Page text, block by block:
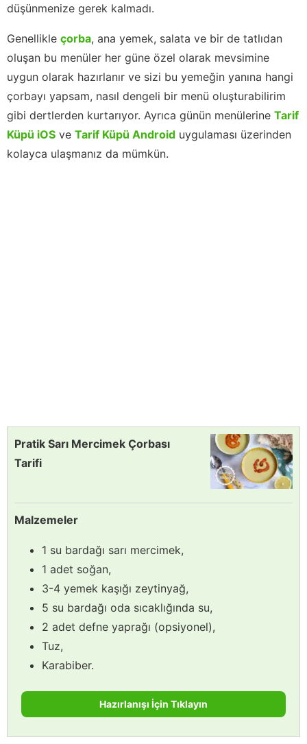
düşünmenize gerek kalmadı.
Genellikle çorba, ana yemek, salata ve bir de tatlıdan
oluşan bu menüler her güne özel olarak mevsimine
uygun olarak hazırlanır ve sizi bu yemeğin yanına hangi
çorbayı yapsam, nasıl dengeli bir menü oluşturabilirim
gibi dertlerden kurtarıyor. Ayrıca günün menülerine Tarif
Küpü iOS ve Tarif Küpü Android uygulaması üzerinden
kolayca ulaşmanız da mümkün.
Pratik Sarı Mercimek Çorbası
Tarifi
Malzemeler
1 su bardağı sarı mercimek,
1 adet soğan,
3-4 yemek kaşığı zeytinyağ,
5 su bardağı oda sıcaklığında su,
2 adet defne yaprağı (opsiyonel),
Tuz,
Karabiber.
Hazırlanışı İçin Tıklayın